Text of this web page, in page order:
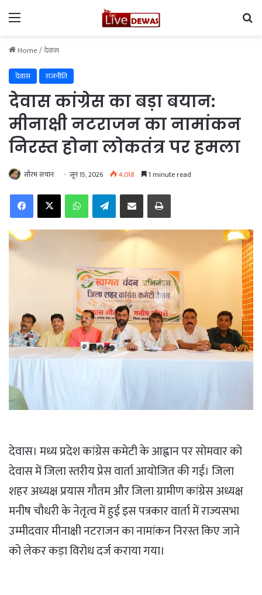
Menu
Home/देवास
देवास
राजनीति
देवास कांग्रेस का बड़ा बयान:
मीनाक्षी नटराजन का नामांकन
निरस्त होना लोकतंत्र पर हमला
सौरभ सचान जून 15, 2026 4,018 1 minute read
FacebookX WhatsAppTelegramShare via Email Print
देवास। मध्य प्रदेश कांग्रेस कमेटी के आह्वान पर सोमवार को
देवास में जिला स्तरीय प्रेस वार्ता आयोजित की गई। जिला
शहर अध्यक्ष प्रयास गौतम और जिला ग्रामीण कांग्रेस अध्यक्ष
मनीष चौधरी के नेतृत्व में हुई इस पत्रकार वार्ता में राज्यसभा
उम्मीदवार मीनाक्षी नटराजन का नामांकन निरस्त किए जाने
को लेकर कड़ा विरोध दर्ज कराया गया।